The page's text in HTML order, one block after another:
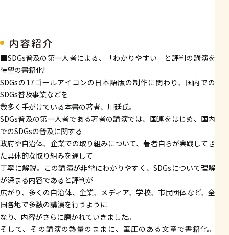
内容紹介
■SDGs普及の第一人者による、「わかりやすい」と評判の講演を
待望の書籍化!
SDGsの17ゴールアイコンの日本語版の制作に関わり、国内での
SDGs普及事業などを
数多く手がけている本書の著者、川廷氏。
SDGs普及の第一人者である著者の講演では、国連をはじめ、国内
でのSDGsの普及に関する
政府や自治体、企業での取り組みについて、著者自らが実践してき
た具体的な取り組みを通して
丁寧に解説。この講演が非常にわかりやすく、SDGsについて理解
が深まる内容であると評判が
広がり、多くの自治体、企業、メディア、学校、市民団体など、全
国各地で多数の講演を行うように
なり、内容がさらに磨かれていきました。
そして、その講演の熱量のままに、筆圧のある文章で書籍化。